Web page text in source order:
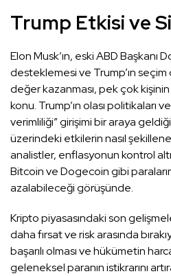
Trump Etkisi ve
Elon Musk’ın, eski ABD Başkanı
desteklemesi ve Trump’ın seçim
değer kazanması, pek çok
konu. Trump’ın olası politikaları
verimliliği” girişimi bir araya
üzerindeki etkilerin nasıl
analistler, enflasyonun kontrol
Bitcoin ve Dogecoin gibi
azalabileceği görüşünde.
Kripto piyasasındaki son
daha fırsat ve risk arasında
başarılı olması ve hükümetin
geleneksel paranın istikrarını